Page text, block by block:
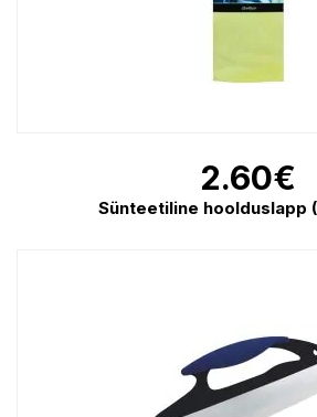
2.60€
Sünteetiline hoolduslapp